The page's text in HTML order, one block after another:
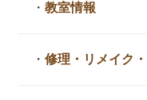
・教室情報
・修理・リメイク・